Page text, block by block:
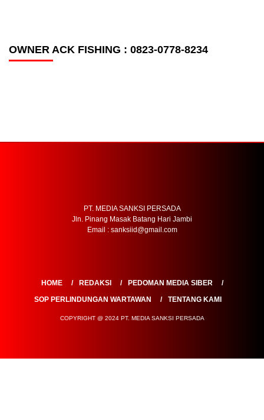
Email : sanksiid@gmail.com
COPYRIGHT @ 2024 PT. MEDIA SANKSI PERSADA